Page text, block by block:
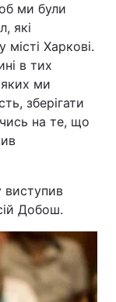
ми були
які
Харкові.
в тих
ми
зберігати
на те, що
виступив
Добош.